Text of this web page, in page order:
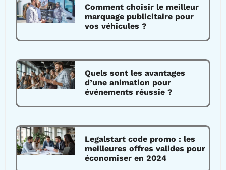
Comment choisir le meilleur
marquage publicitaire pour
vos véhicules ?
Quels sont les avantages
d’une animation pour
événements réussie ?
Legalstart code promo : les
meilleures offres valides pour
économiser en 2024